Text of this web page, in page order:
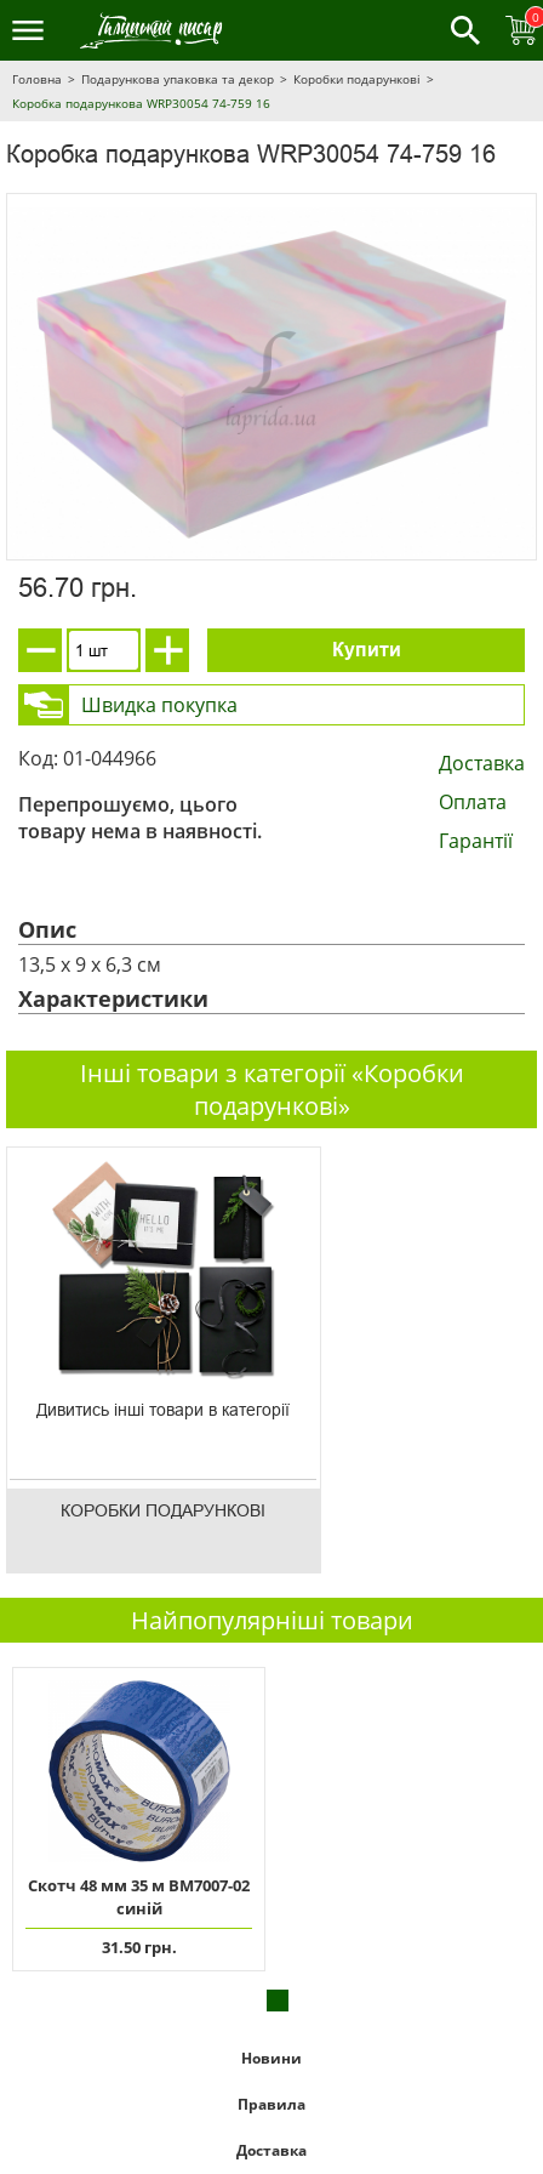
0
Головна Подарункова упаковка та декор
Коробки подарункові
Коробка подарункова WRP30054 74-759 16
Коробка подарункова WRP30054 74-759 16
56.70 грн.
Купити
Швидка покупка
Код: 01-044966
Перепрошуємо, цього
товару нема в наявності.
Доставка
Оплата
Гарантії
Опис
13,5 х 9 х 6,3 см
Характеристики
Інші товари з категорії «Коробки
подарункові»
Дивитись інші товари в категорії
КОРОБКИ ПОДАРУНКОВІ
Найпопулярніші товари
Скотч 48 мм 35 м ВМ7007-02
синій
31.50 грн.
Новини
Правила
Доставка